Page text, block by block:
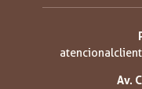
Av.